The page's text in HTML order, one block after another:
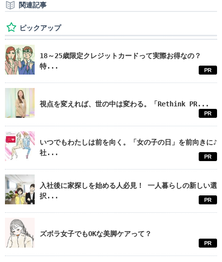
関連記事
ピックアップ
18～25歳限定クレジットカードって実際お得なの？
特...
PR
視点を変えれば、世の中は変わる。「Rethink PR...
PR
いつでもわたしは前を向く。「女の子の日」を前向きに♪
社...
PR
入社後に家探しを始める人必見！ 一人暮らしの新しい選
択...
PR
ズボラ女子でもOKな美脚ケアって？
PR